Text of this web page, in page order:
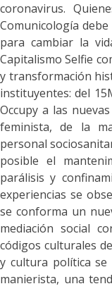
coronavirus.
Comunicología
para cambiar la
Capitalismo Selfie
y transformación
instituyentes: del
Occupy a las
feminista, de la
personal
posible el
parálisis y
experiencias se
se conforma un
mediación social
códigos culturales
y cultura política se
manierista, una